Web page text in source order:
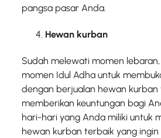
pangsa pasar Anda.
Hewan kurban
Sudah melewati momen
momen Idul Adha untuk
dengan berjualan hewan kurban
memberikan keuntungan bagi
hari-hari yang Anda miliki untuk
hewan kurban terbaik yang ingin